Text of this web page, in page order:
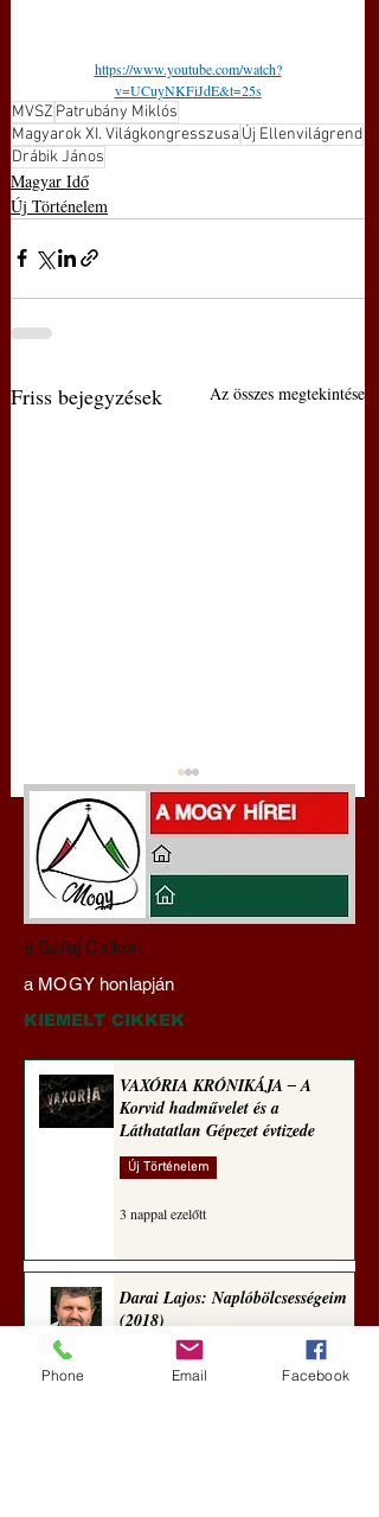
https://www.youtube.com/watch?
v=UCuyNKFiJdE&t=25s
MVSZ Patrubány Miklós
Magyarok XI. Világkongresszusa Új Ellenvilágrend
Drábik János
Magyar Idő
Új Történelem
Friss bejegyzések Az összes megtekintése
A háború kisiklott, a
diplomáciának nem
maradt tere (Alastair
Crooke jegyzete)
a Szilaj Csikón
a MOGY honlapján
KIEMELT CIKKEK
VAXÓRIA KRÓNIKÁJA ‒ A
Korvid hadművelet és a
Láthatatlan Gépezet évtizede
Új Történelem
3 nappal ezelőtt
Darai Lajos: Naplóbölcsességeim
(2018)
Phone Email Facebook